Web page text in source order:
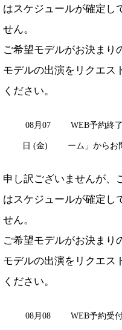
はスケジュールが確定し
せん。
ご希望モデルがお決まり
モデルの出演をリクエス
ください。
08月07
日 (金)
WEB予約終了
ーム」からお
申し訳ございませんが、
はスケジュールが確定し
せん。
ご希望モデルがお決まり
モデルの出演をリクエス
ください。
08月08 WEB予約受